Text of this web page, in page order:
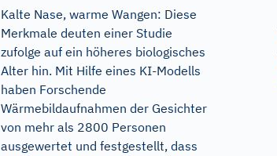
Kalte Nase, warme Wangen: Diese
Merkmale deuten einer Studie
zufolge auf ein höheres biologisches
Alter hin. Mit Hilfe eines KI-Modells
haben Forschende
Wärmebildaufnahmen der Gesichter
von mehr als 2800 Personen
ausgewertet und festgestellt, dass